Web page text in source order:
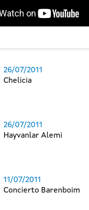
26/07/2011
Chelicia
26/07/2011
Hayvanlar Alemi
11/07/2011
Concierto Barenboim